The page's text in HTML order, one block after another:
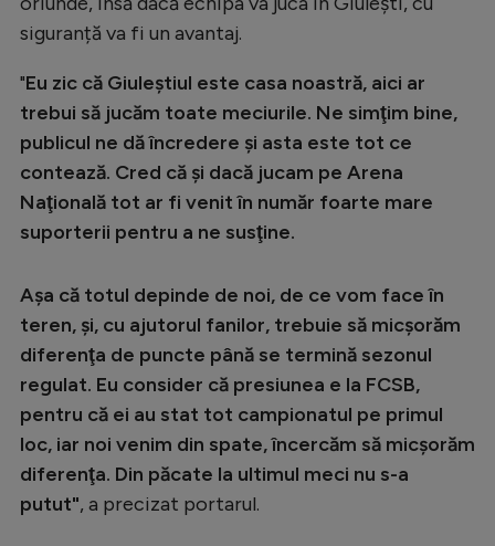
siguranță va fi un avantaj.
"Eu zic că Giuleştiul este casa noastră, aici ar
trebui să jucăm toate meciurile. Ne simţim bine,
publicul ne dă încredere şi asta este tot ce
contează. Cred că şi dacă jucam pe Arena
Naţională tot ar fi venit în număr foarte mare
suporterii pentru a ne susţine.
Aşa că totul depinde de noi, de ce vom face în
teren, şi, cu ajutorul fanilor, trebuie să micşorăm
diferenţa de puncte până se termină sezonul
regulat. Eu consider că presiunea e la FCSB,
pentru că ei au stat tot campionatul pe primul
loc, iar noi venim din spate, încercăm să micşorăm
diferenţa. Din păcate la ultimul meci nu s-a
putut", a precizat portarul.